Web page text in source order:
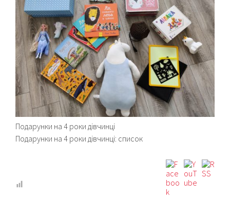
Подарунки на 4 роки дівчинці
Подарунки на 4 роки дівчинці: список